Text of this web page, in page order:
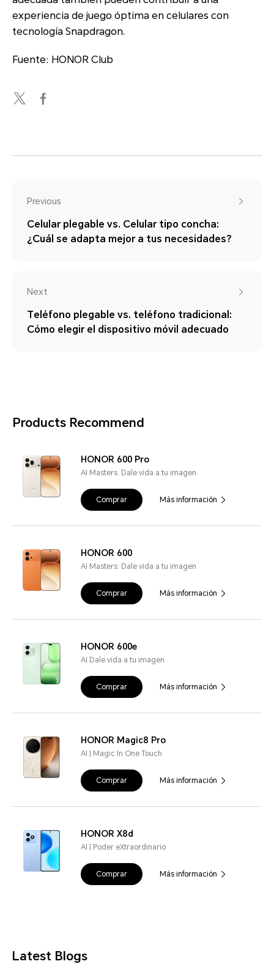
experiencia de juego óptima en celulares con
tecnología Snapdragon.
Fuente: HONOR Club
Previous
Celular plegable vs. Celular tipo concha:
¿Cuál se adapta mejor a tus necesidades?
Next
Teléfono plegable vs. teléfono tradicional:
Cómo elegir el dispositivo móvil adecuado
Products Recommend
HONOR 600 Pro
AI Masters: Dale vida a tu imagen
Comprar Más información
HONOR 600
AI Masters: Dale vida a tu imagen
Comprar Más información
HONOR 600e
AI Dale vida a tu imagen
Comprar Más información
HONOR Magic8 Pro
AI | Magic In One Touch
Comprar Más información
HONOR X8d
AI | Poder eXtraordinario
Comprar Más información
Latest Blogs